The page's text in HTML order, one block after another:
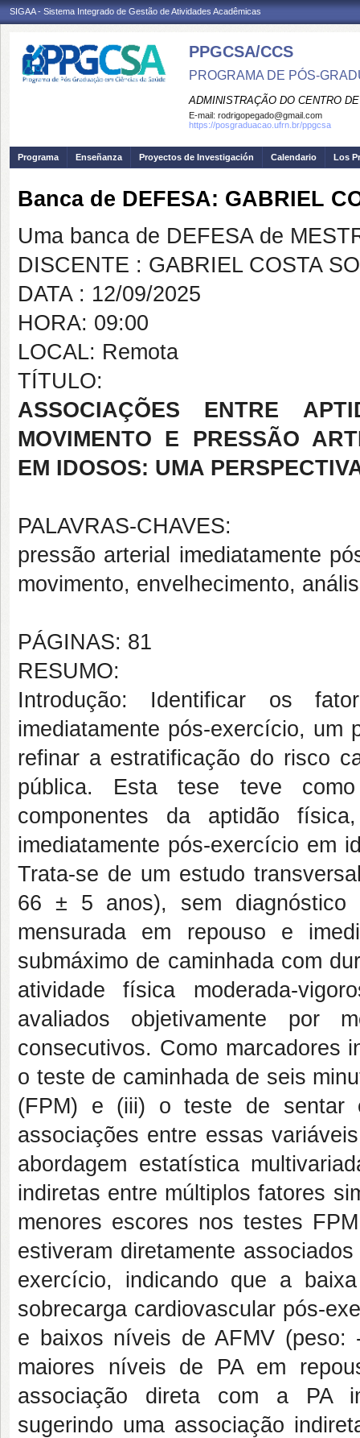
SIGAA - Sistema Integrado de Gestão de Atividades Acadêmicas
PPGCSA/CCS
PROGRAMA DE PÓS-
ADMINISTRAÇÃO DO CENTRO
E-mail: rodrigopegado@gmail.com
https://posgraduacao.ufrn.br/ppgcsa
Programa Enseñanza Proyectos de Investigación Calendario Los
Banca de DEFESA: GABRIEL
Uma banca de DEFESA de
DISCENTE : GABRIEL COSTA
DATA : 12/09/2025
HORA: 09:00
LOCAL: Remota
TÍTULO:
ASSOCIAÇÕES ENTRE
MOVIMENTO E PRESSÃO
EM IDOSOS: UMA
PALAVRAS-CHAVES:
pressão arterial imediatamente
movimento, envelhecimento,
PÁGINAS: 81
RESUMO:
Introdução: Identificar os
imediatamente pós-exercício, um
refinar a estratificação do risco
pública. Esta tese teve
componentes da aptidão
imediatamente pós-exercício em
Trata-se de um estudo
66 ± 5 anos), sem diagnóstico
mensurada em repouso e
submáximo de caminhada com
atividade física moderada-
avaliados objetivamente por
consecutivos. Como marcadores
o teste de caminhada de seis
(FPM) e (iii) o teste de sentar
associações entre essas
abordagem estatística
indiretas entre múltiplos fatores
menores escores nos testes
estiveram diretamente
exercício, indicando que a
sobrecarga cardiovascular pós-
e baixos níveis de AFMV (peso:
maiores níveis de PA em
associação direta com a PA
sugerindo uma associação